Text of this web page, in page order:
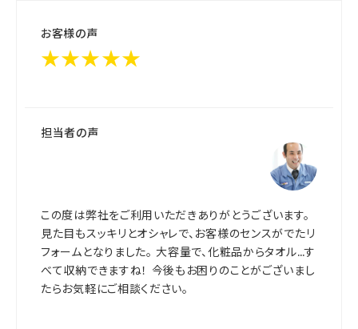
お客様の声
★★★★★
担当者の声
この度は弊社をご利用いただきありがとうございます。
見た目もスッキリとオシャレで、お客様のセンスがでたリ
フォームとなりました。 大容量で、化粧品からタオル…す
べて収納できますね！ 今後もお困りのことがございまし
たらお気軽にご相談ください。